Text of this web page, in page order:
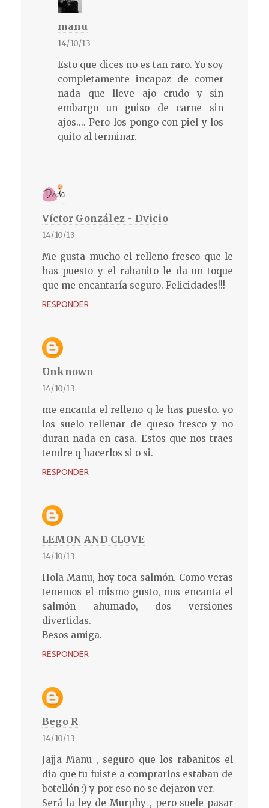
manu
14/10/13
Esto que dices no es tan raro. Yo soy
completamente incapaz de comer
nada que lleve ajo crudo y sin
embargo un guiso de carne sin
ajos.... Pero los pongo con piel y los
quito al terminar.
Víctor González - Dvicio
14/10/13
Me gusta mucho el relleno fresco que le
has puesto y el rabanito le da un toque
que me encantaría seguro. Felicidades!!!
RESPONDER
Unknown
14/10/13
me encanta el relleno q le has puesto. yo
los suelo rellenar de queso fresco y no
duran nada en casa. Estos que nos traes
tendre q hacerlos si o si.
RESPONDER
LEMON AND CLOVE
14/10/13
Hola Manu, hoy toca salmón. Como veras
tenemos el mismo gusto, nos encanta el
salmón ahumado, dos versiones
divertidas.
Besos amiga.
RESPONDER
Bego R
14/10/13
Jajja Manu , seguro que los rabanitos el
dia que tu fuiste a comprarlos estaban de
botellón :) y por eso no se dejaron ver.
Será la ley de Murphy , pero suele pasar